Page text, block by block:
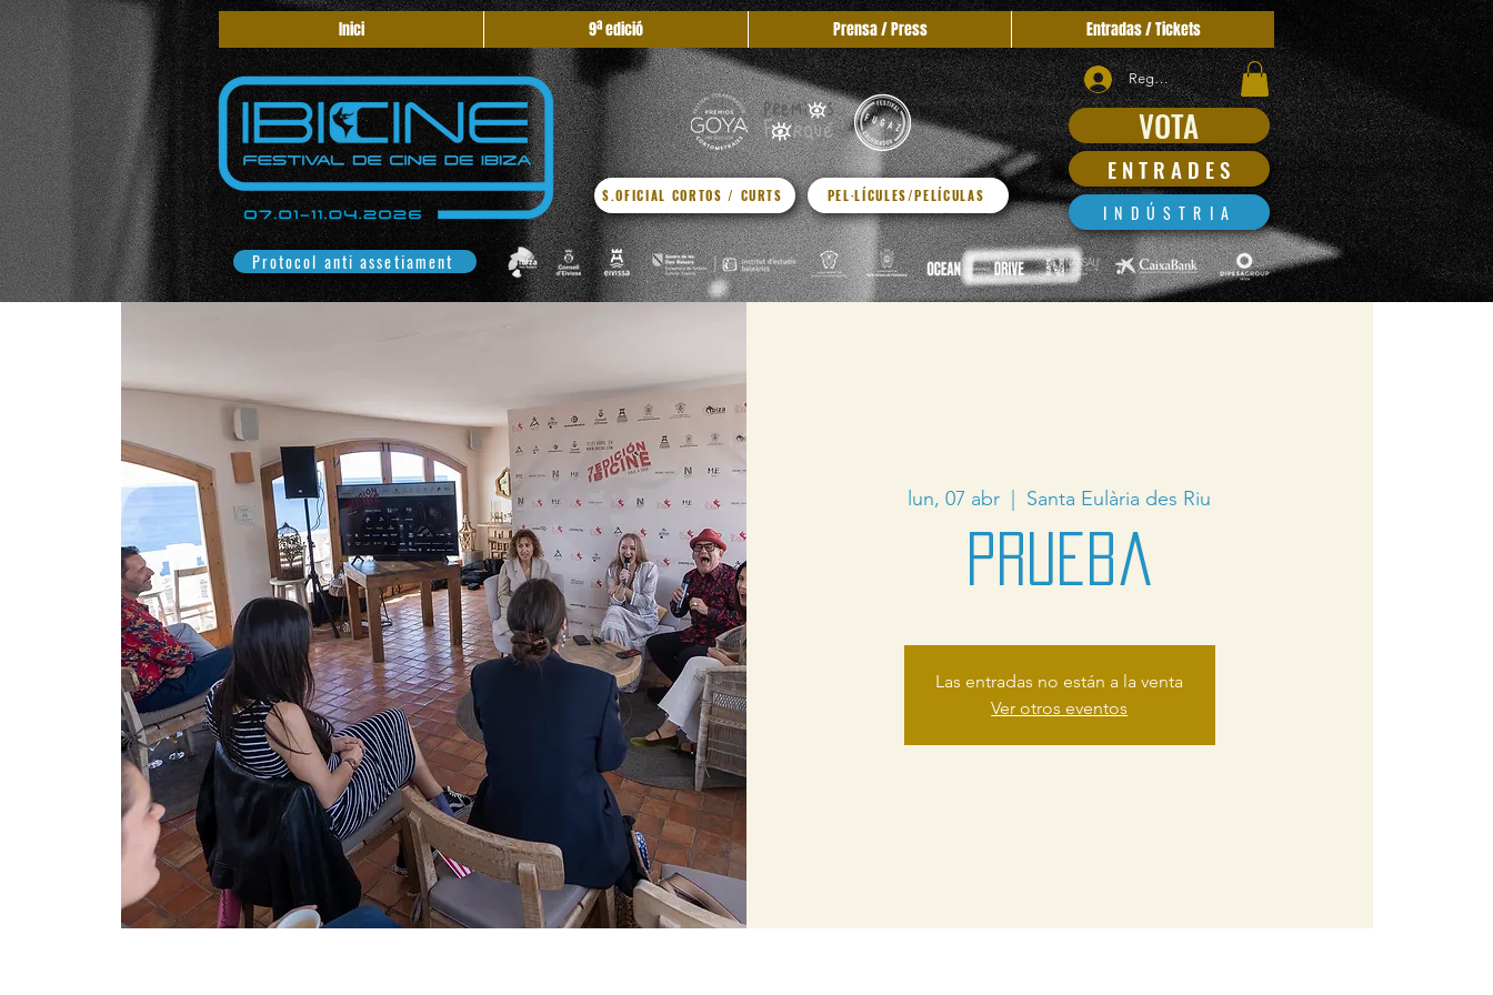
Inici 9ª edició Prensa / Press Entradas / Tickets
Regístrate
VOTA
S.OFICIAL CORTOS / CURTS PEL·LÍCULES/PELÍCULAS
E N T R A D E S
I N D Ú S T R I A
Protocol anti assetjament
lun, 07 abr Santa Eulària des Riu
prueba
Las entradas no están a la venta
Ver otros eventos